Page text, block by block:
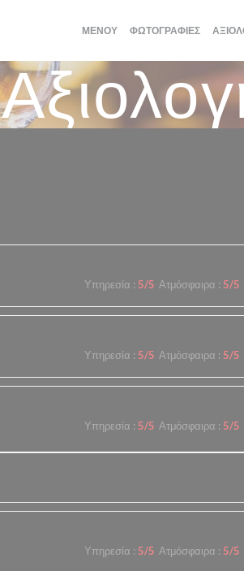
ΜΕΝΟΎ ΦΩΤΟΓΡΑΦΊΕΣ
Υπηρεσία : 5/5 Ατμόσφαιρα : 5/5
Υπηρεσία : 5/5 Ατμόσφαιρα : 5/5
Υπηρεσία : 5/5 Ατμόσφαιρα : 5/5
Υπηρεσία : 5/5 Ατμόσφαιρα : 5/5